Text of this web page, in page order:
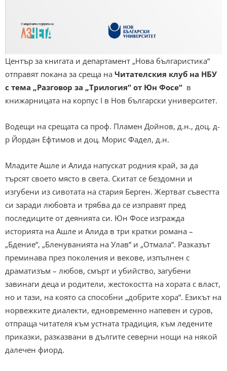
Център за книгата и департамент „Нова българистика“
отправят покана за среща на Читателския клуб на НБУ
с тема „Разговор за „Трилогия“ от Юн Фосе“ в
книжарницата на корпус I в Нов български университет.
Водещи на срещата са проф. Пламен Дойнов, д.н., доц. д-
р Йордан Ефтимов и доц. Морис Фадел, д.н.
Младите Ашле и Алида напускат родния край, за да
търсят своето място в света. Скитат се бездомни и
изгубени из сивотата на стария Берген. Жертват съвестта
си заради любовта и трябва да се изправят пред
последиците от деянията си. Юн Фосе изгражда
историята на Ашле и Алида в три кратки романа –
„Бдение“, „Бленуванията на Улав“ и „Отмала“. Разказът
преминава през поколения и векове, изпълнен с
драматизъм – любов, смърт и убийство, загубени
завинаги деца и родители, жестокостта на хората с власт,
но и тази, на която са способни „добрите хора“. Езикът на
норвежките диалекти, едновременно напевен и суров,
отпраща читателя към устната традиция, към ледените
приказки, разказвани в дългите северни нощи на някой
далечен фиорд.